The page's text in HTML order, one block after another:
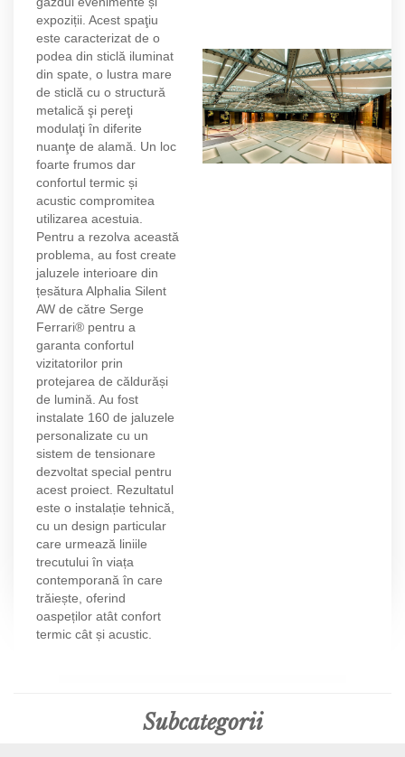
expoziții. Acest spaţiu
este caracterizat de o
podea din sticlă iluminat
din spate, o lustra mare
de sticlă cu o structură
metalică şi pereţi
modulaţi în diferite
nuanţe de alamă. Un loc
foarte frumos dar
confortul termic și
acustic compromitea
utilizarea acestuia.
Pentru a rezolva această
problema, au fost create
jaluzele interioare din
țesătura Alphalia Silent
AW de către Serge
Ferrari® pentru a
garanta confortul
vizitatorilor prin
protejarea de căldurăși
de lumină. Au fost
instalate 160 de jaluzele
personalizate cu un
sistem de tensionare
dezvoltat special pentru
acest proiect. Rezultatul
este o instalație tehnică,
cu un design particular
care urmează liniile
trecutului în viața
contemporană în care
trăiește, oferind
oaspeților atât confort
termic cât și acustic.
Subcategorii